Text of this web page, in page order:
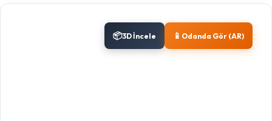
📦3D İncele 📱 Odanda Gör (AR)